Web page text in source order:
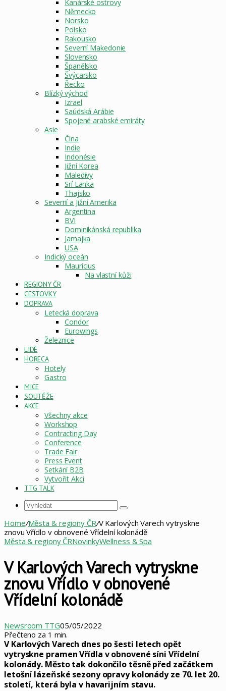
Kanárské ostrovy
Německo
Norsko
Polsko
Rakousko
Severní Makedonie
Slovensko
Španělsko
Švýcarsko
Řecko
Blízký východ
Izrael
Saúdská Arábie
Spojené arabské emiráty
Asie
Čína
Indie
Indonésie
Jižní Korea
Maledivy
Srí Lanka
Thajsko
Severní a Jižní Amerika
Argentina
BVI
Dominikánská republika
Jamajka
USA
Indický oceán
Mauricius
Na vlastní kůži
REGIONY ČR
CESTOVKY
DOPRAVA
Letecká doprava
Condor
Eurowings
Železnice
LIDÉ
HORECA
Hotely
Gastro
MICE
SOUTĚŽE
AKCE
Všechny akce
Workshop
Contracting Day
Conference
Trade Fair
Press Event
Setkání B2B
Vytvořit Akci
TTG TALK
Vyhledat
Home/Města & regiony ČR/V Karlových Varech vytryskne
znovu Vřídlo v obnovené Vřídelní kolonádě
Města & regiony ČRNovinkyWellness & Spa
V Karlových Varech vytryskne
znovu Vřídlo v obnovené
Vřídelní kolonádě
Newsroom TTG05/05/2022
Přečteno za 1 min.
V Karlových Varech dnes po šesti letech opět
vytryskne pramen Vřídla v obnovené síni Vřídelní
kolonády. Město tak dokončilo těsně před začátkem
letošní lázeňské sezony opravy kolonády ze 70. let 20.
století, která byla v havarijním stavu.